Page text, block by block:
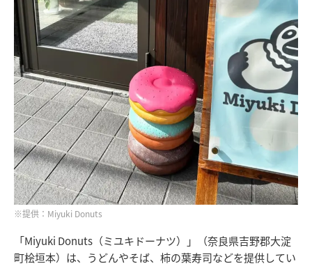
※提供：Miyuki Donuts
「Miyuki Donuts（ミユキドーナツ）」（奈良県吉野郡大淀
町桧垣本）は、うどんやそば、柿の葉寿司などを提供してい